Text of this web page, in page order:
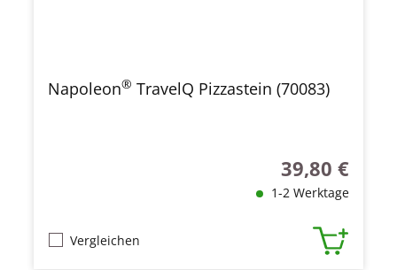
Napoleon® TravelQ Pizzastein (70083)
Regulärer Preis:
39,80 €
1-2 Werktage
Vergleichen